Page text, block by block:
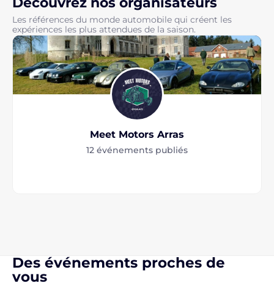
Les références du monde automobile qui créent les
expériences les plus attendues de la saison.
Meet Motors Arras
12 événements publiés
Des événements proches de
vous​